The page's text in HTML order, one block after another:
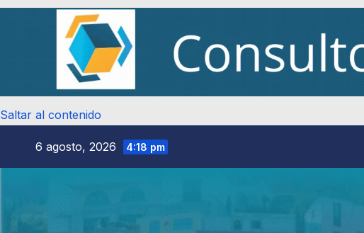
Saltar al contenido
6 agosto, 2026 4:18 pm